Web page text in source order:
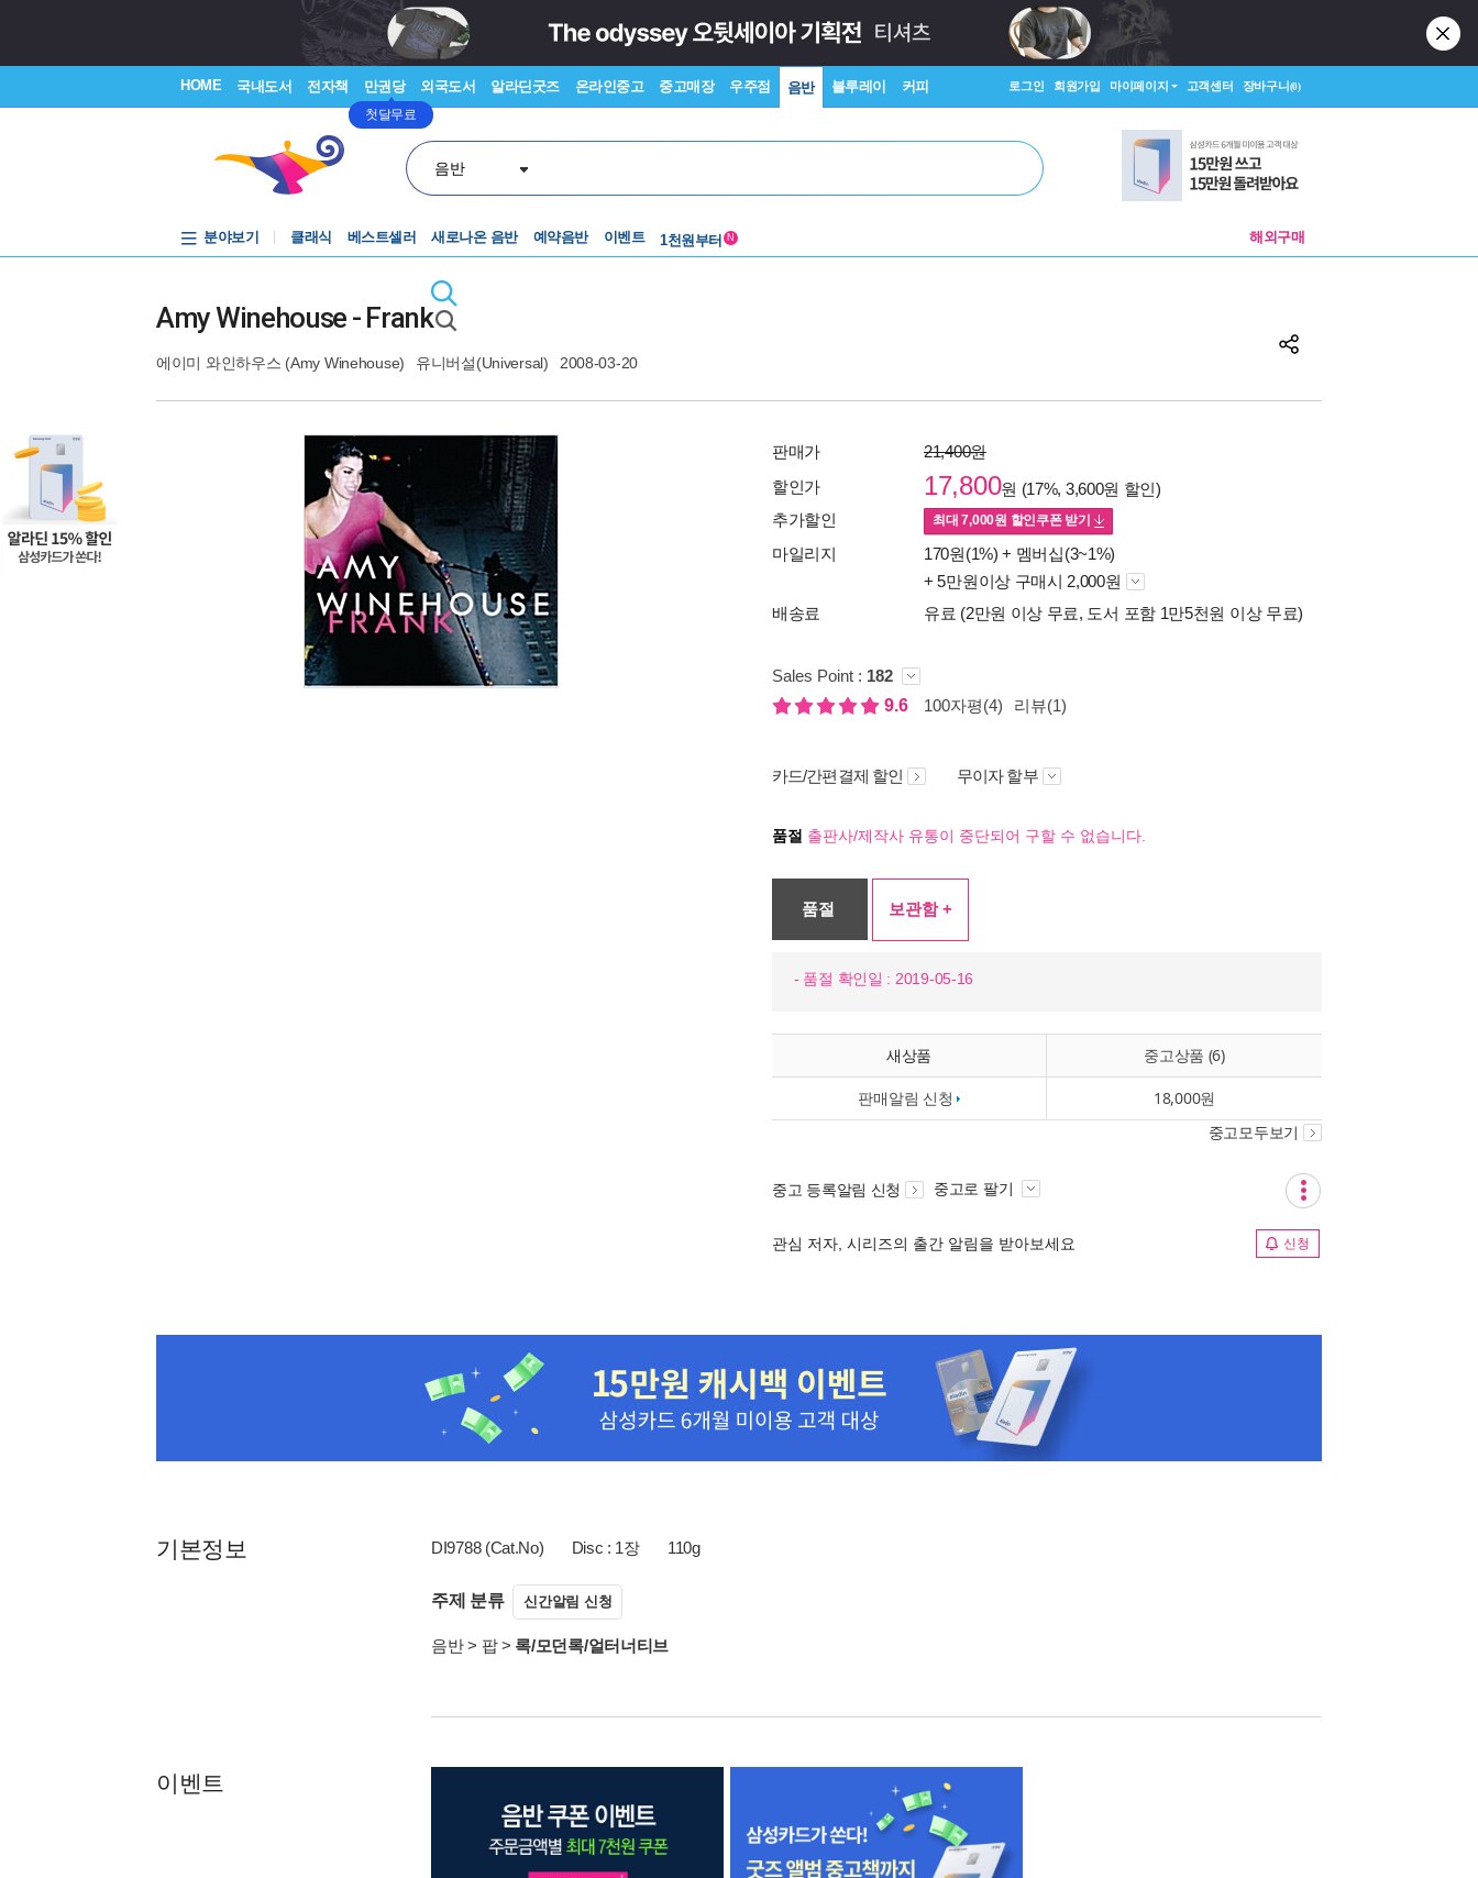
HOME 국내도서 전자책 만권당
첫달무료
외국도서 알라딘굿즈 온라인중고 중고매장 우주점 음반 블루레이 커피 로그인 회원가입 마이페이지 고객센터 장바구니(0)
음반
분야보기 클래식 베스트셀러 새로나온 음반 예약음반 이벤트
1천원부터 N 해외구매
Amy Winehouse - Frank
에이미 와인하우스 (Amy Winehouse) 유니버설(Universal) 2008-03-20
판매가
21,400원
할인가
17,800원 (17%, 3,600원 할인)
추가할인
최대7,000원 할인쿠폰 받기
마일리지 170원(1%) + 멤버십(3~1%)
+ 5만원이상 구매시 2,000원
배송료
유료 (2만원 이상 무료, 도서 포함 1만5천원 이상 무료)
Sales Point : 182
9.6
100자평(4) 리뷰(1)
카드/간편결제 할인 무이자 할부
품절 출판사/제작사 유통이 중단되어 구할 수 없습니다.
품절 보관함 +
- 품절 확인일 : 2019-05-16
새상품 중고상품 (6)
판매알림 신청 18,000원
중고모두보기
중고 등록알림 신청 중고로 팔기
관심 저자, 시리즈의 출간 알림을 받아보세요 신청
기본정보 DI9788 (Cat.No) Disc : 1장 110g
주제 분류 신간알림 신청
음반> 팝> 록/모던록/얼터너티브
이벤트